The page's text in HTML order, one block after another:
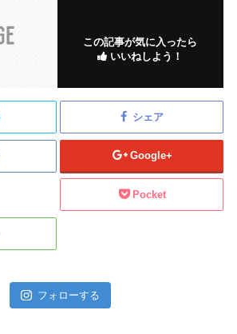
この記事が気に入ったら
いいねしよう！
シェア
Google+
Pocket
フォローする